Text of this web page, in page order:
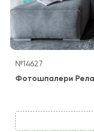
№14627
Фотошпалери